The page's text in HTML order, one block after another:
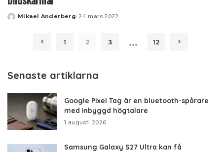
Posted
Mikael Anderberg 24 mars 2022
1 2 3 … 12
Senaste artiklarna
Google Pixel Tag är en bluetooth-spårare
med inbyggd högtalare
1 augusti 2026
Samsung Galaxy S27 Ultra kan få